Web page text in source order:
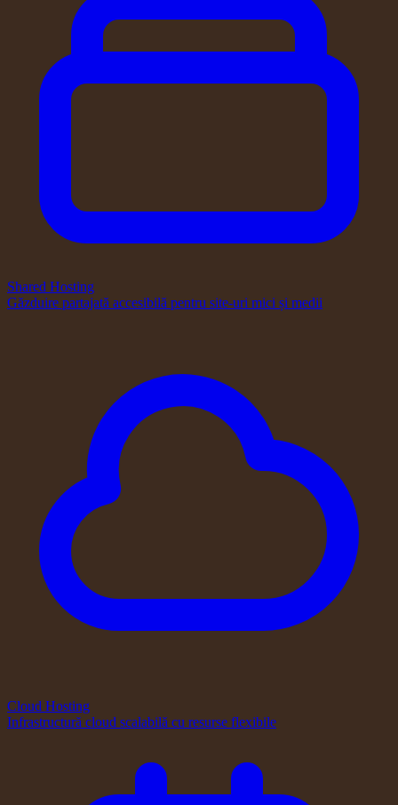
Shared Hosting
Găzduire partajată accesibilă pentru site-uri mici și medii
Cloud Hosting
Infrastructură cloud scalabilă cu resurse flexibile